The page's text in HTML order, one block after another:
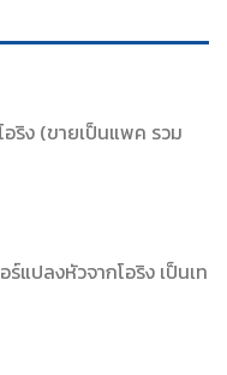
ริง (ขายเป็นแพค รวม
แปลงหัวจากโอริง เป็นเท